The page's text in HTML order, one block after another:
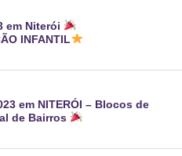
em Niterói
INFANTIL
em NITERÓI – Blocos de
de Bairros